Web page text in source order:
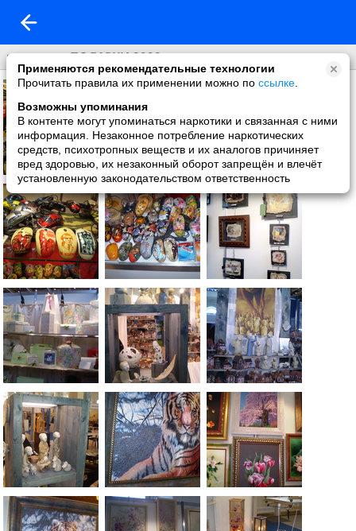
Применяются рекомендательные технологии
Прочитать правила их применении можно по ссылке
Возможны упоминания
В контенте могут упоминаться наркотики и связанная с ними
информация. Незаконное потребление наркотических
средств, психотропных веществ и их аналогов причиняет
вред здоровью, их незаконный оборот запрещён и влечёт
установленную законодательством ответственность
выставка ПОДАРКИ 2008